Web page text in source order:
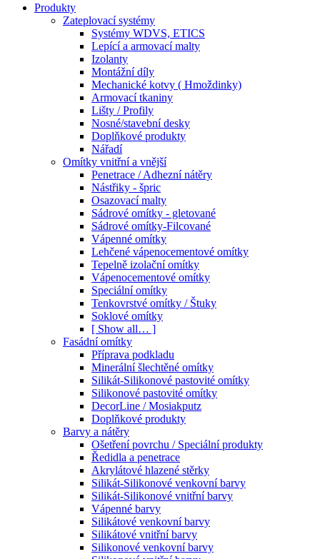
Produkty
Zateplovací systémy
Systémy WDVS, ETICS
Lepící a armovací malty
Izolanty
Montážní díly
Mechanické kotvy ( Hmoždinky)
Armovací tkaniny
Lišty / Profily
Nosné/stavební desky
Doplňkové produkty
Nářadí
Omítky vnitřní a vnější
Penetrace / Adhezní nátěry
Nástřiky - špric
Osazovací malty
Sádrové omítky - gletované
Sádrové omítky-Filcované
Vápenné omítky
Lehčené vápenocementové omítky
Tepelně izolační omítky
Vápenocementové omítky
Speciální omítky
Tenkovrstvé omítky / Štuky
Soklové omítky
[ Show all… ]
Fasádní omítky
Příprava podkladu
Minerální šlechtěné omítky
Silikát-Silikonové pastovité omítky
Silikonové pastovité omítky
DecorLine / Mosiakputz
Doplňkové produkty
Barvy a nátěry
Ošetření povrchu / Speciální produkty
Ředidla a penetrace
Akrylátové hlazené stěrky
Silikát-Silikonové venkovní barvy
Silikát-Silikonové vnitřní barvy
Vápenné barvy
Silikátové venkovní barvy
Silikátové vnitřní barvy
Silikonové venkovní barvy